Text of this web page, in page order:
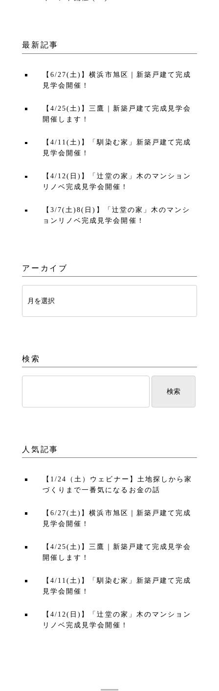
最新記事
【6/27(土)】横浜市旭区｜新築戸建て完成
見学会開催！
【4/25(土)】三鷹｜新築戸建て完成見学会
開催します！
【4/11(土)】「馴染む家」新築戸建て完成
見学会開催！
【4/12(日)】「辻堂の家」木のマンション
リノベ完成見学会開催！
【3/7(土)8(日)】「辻堂の家」木のマンシ
ョンリノベ完成見学会開催！
アーカイブ
検索
人気記事
【1/24（土）ウェビナー】土地探しから家
づくりまで一番気になるお金の話
【6/27(土)】横浜市旭区｜新築戸建て完成
見学会開催！
【4/25(土)】三鷹｜新築戸建て完成見学会
開催します！
【4/11(土)】「馴染む家」新築戸建て完成
見学会開催！
【4/12(日)】「辻堂の家」木のマンション
リノベ完成見学会開催！